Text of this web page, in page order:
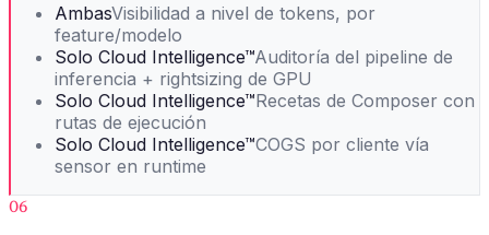
AmbasVisibilidad a nivel de tokens, por
feature/modelo
Solo Cloud Intelligence™Auditoría del pipeline de
inferencia + rightsizing de GPU
Solo Cloud Intelligence™Recetas de Composer con
rutas de ejecución
Solo Cloud Intelligence™COGS por cliente vía
sensor en runtime
06